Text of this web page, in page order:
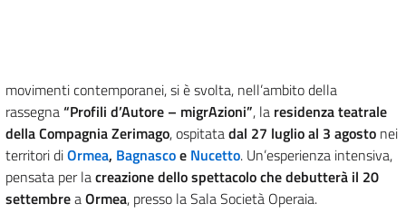
movimenti contemporanei, si è svolta, nell’ambito della
rassegna“Profili d’Autore – migrAzioni”, la residenza teatrale
della Compagnia Zerimago, ospitatadal 27 luglio al 3 agosto nei
territori diOrmea, Bagnascoe Nucetto. Un’esperienza intensiva,
pensata per lacreazione dello spettacolo che debutterà il 20
settembreaOrmea, presso la Sala Società Operaia.